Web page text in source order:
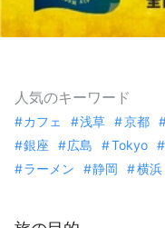
人気のキーワード
カフェ 浅草 京都
銀座
広島 Tokyo
ラーメン
静岡 横浜